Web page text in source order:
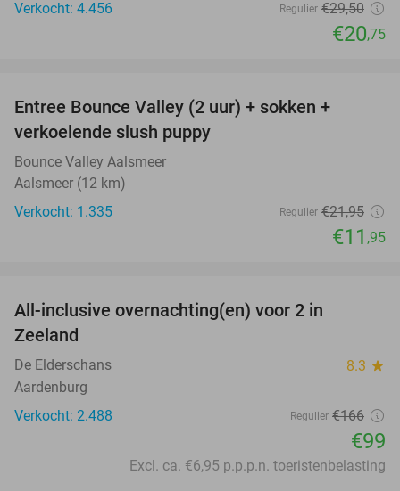
Verkocht: 4.456 Regulier €29,50
€20,75
Entree Bounce Valley (2 uur) + sokken +
verkoelende slush puppy
Bounce Valley Aalsmeer
Aalsmeer (12 km)
Verkocht: 1.335
Regulier €21,95
€11 ,95
All-inclusive overnachting(en) voor 2 in
Zeeland
De Elderschans 8.3 star
Aardenburg
Verkocht: 2.488
Regulier €166
€99
Excl. ca. €6,95 p.p.p.n. toeristenbelasting